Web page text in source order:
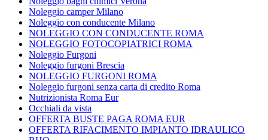
Noleggio camper Milano
Noleggio con conducente Milano
NOLEGGIO CON CONDUCENTE ROMA
NOLEGGIO FOTOCOPIATRICI ROMA
Noleggio Furgoni
Noleggio furgoni Brescia
NOLEGGIO FURGONI ROMA
Noleggio furgoni senza carta di credito Roma
Nutrizionista Roma Eur
Occhiali da vista
OFFERTA BUSTE PAGA ROMA EUR
OFFERTA RIFACIMENTO IMPIANTO IDRAULICO